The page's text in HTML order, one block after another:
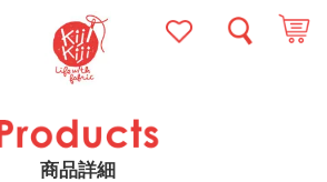
商品詳細